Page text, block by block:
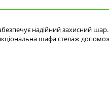
надійний захисний
шафа стелаж